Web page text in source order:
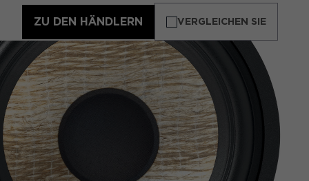
ZU DEN HÄNDLERN VERGLEICHEN SIE